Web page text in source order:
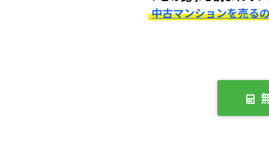
中古マンションを売る